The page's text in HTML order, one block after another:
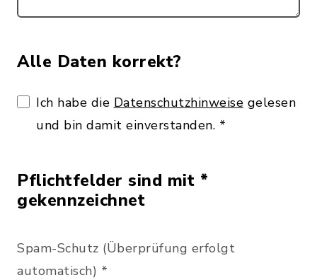
Alle Daten korrekt?
Ich habe die Datenschutzhinweise gelesen
und bin damit einverstanden. *
Pflichtfelder sind mit *
gekennzeichnet
Spam-Schutz (Überprüfung erfolgt
automatisch) *